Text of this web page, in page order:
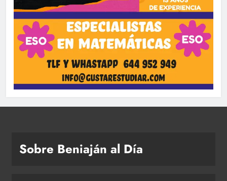
Sobre Beniaján al Día